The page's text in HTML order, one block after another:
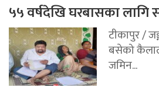
५५ वर्षदेखि घरबासका लागि
टीकापुर /
बसेको
जमिन...